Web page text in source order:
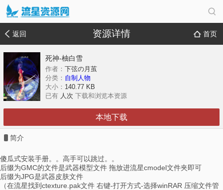
返回 资源详情 首页
死神-柚白雪
作者： 下弦の月茧
分类： 自制人物
大小： 140.77 KB
已有 人次 下载和浏览本资源
本地下载
简介
傻瓜式安装手册。。高手可以跳过。。
后缀为GMC的文件是武器模型文件 拖放进流星cmodel文件夹即可
后缀为JPG是武器皮肤文件
（在流星找到ctexture.pak文件 右键-打开方式-选择winRAR 压缩文件管